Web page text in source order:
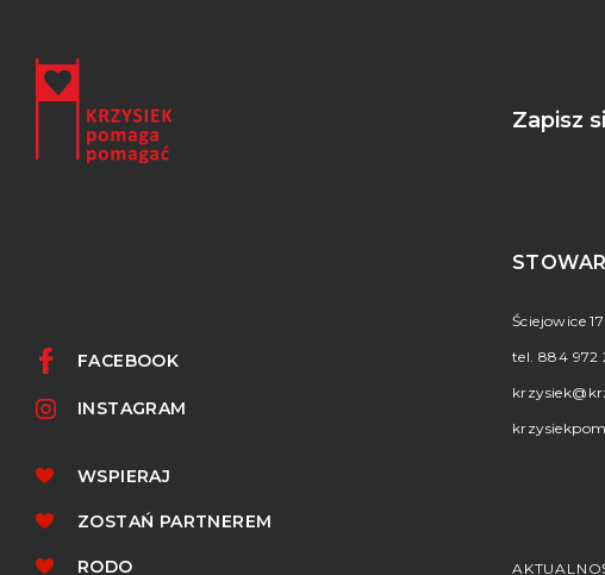
Zapisz
Ściejowice
tel. 884 972
FACEBOOK
INSTAGRAM
WSPIERAJ
ZOSTAŃ PARTNEREM
RODO